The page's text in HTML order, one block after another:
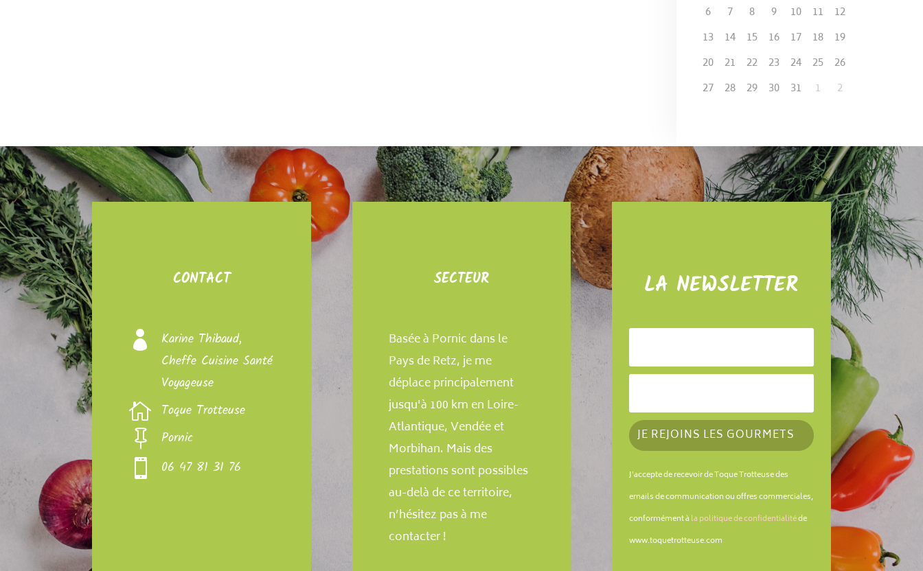
6
7 8 9 10 11
12
13
14 15 16 17 18
19
20
21 22 23 24 25
26
27
28 29 30 31 1 2
CONTACT

Karine Thibaud,
Cheffe Cuisine Santé
Voyageuse
 Toque Trotteuse
 Pornic
 06 47 81 31 76
SECTEUR
Basée à Pornic dans le
Pays de Retz, je me
déplace principalement
jusqu'à 100 km en Loire-
Atlantique, Vendée et
Morbihan. Mais des
prestations sont possibles
au-delà de ce territoire,
n’hésitez pas à me
contacter !
LA NEWSLETTER
JE REJOINS LES GOURMETS
J'accepte de recevoir de Toque Trotteuse des
emails de communication ou offres commerciales,
conformément àla politique de confidentialitéde
www.toquetrotteuse.com